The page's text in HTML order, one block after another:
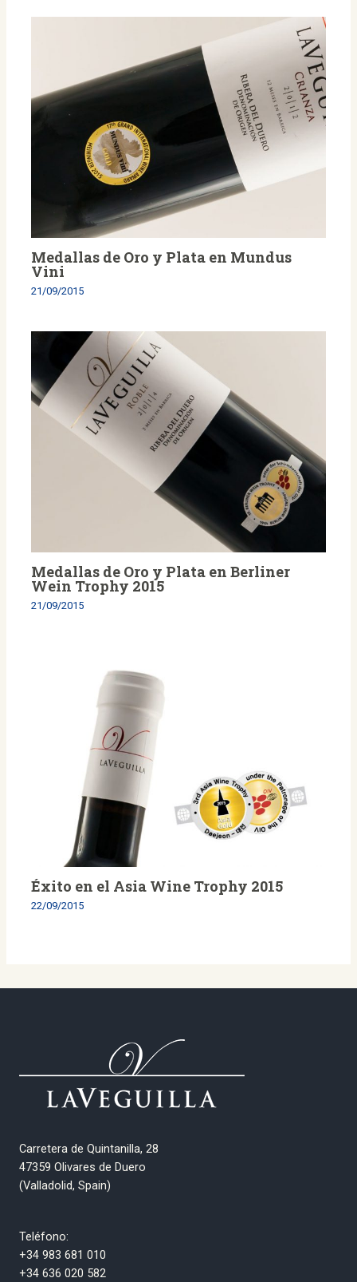
Medallas de Oro y Plata en Mundus
Vini
21/09/2015
Medallas de Oro y Plata en Berliner
Wein Trophy 2015
21/09/2015
Éxito en el Asia Wine Trophy 2015
22/09/2015
Carretera de Quintanilla, 28
47359 Olivares de Duero
(Valladolid, Spain)
Teléfono:
+34 983 681 010
+34 636 020 582